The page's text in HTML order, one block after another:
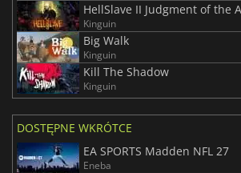
HellSlave II Judgment of the
Kinguin
Big Walk
Kinguin
Kill The Shadow
Kinguin
DOSTĘPNE WKRÓTCE
EA SPORTS Madden NFL 27
Eneba